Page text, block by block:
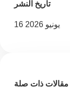
تاريخ النشر
16 يونيو 2026
مقالات ذات صلة